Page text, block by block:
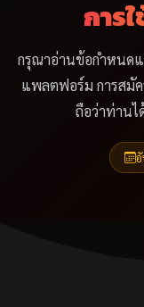
การ
กรุณาอ่านข้อกำหนดแ
แพลตฟอร์ม การสมัค
ถือว่าท่าน